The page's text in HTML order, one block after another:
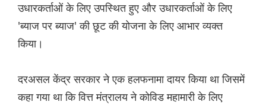
उधारकर्ताओं के लिए उपस्थित हुए और उधारकर्ताओं के लिए
'ब्याज पर ब्याज' की छूट की योजना के लिए आभार व्यक्त
किया।
दरअसल केंद्र सरकार ने एक हलफनामा दायर किया था जिसमें
कहा गया था कि वित्त मंत्रालय ने कोविड महामारी के लिए